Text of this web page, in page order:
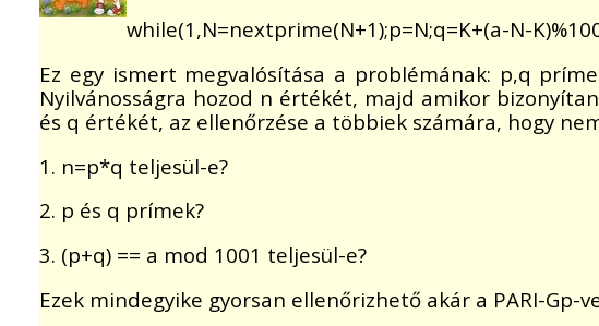
while(1,N=nextprime(N+1);p=N;q=K+(a-N-
Ez egy ismert megvalósítása a problémának: p,q
Nyilvánosságra hozod n értékét, majd amikor
és q értékét, az ellenőrzése a többiek számára, hogy
1. n=p*q teljesül-e?
2. p és q prímek?
3. (p+q) == a mod 1001 teljesül-e?
Ezek mindegyike gyorsan ellenőrizhető akár a PARI-Gp-